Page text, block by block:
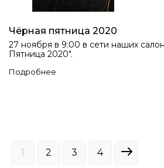
Чёрная пятница 2020
27 ноября в 9:00 в сети наших
Пятница 2020".
Подробнее
1 2 3 4